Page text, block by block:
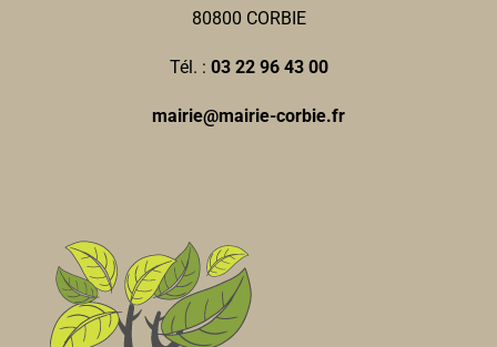
80800 CORBIE
Tél. : 03 22 96 43 00
mairie@mairie-corbie.fr